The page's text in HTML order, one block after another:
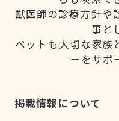
獣医師の診療方針や
事と
ペットも大切な家族
ーをサポ
掲載情報について